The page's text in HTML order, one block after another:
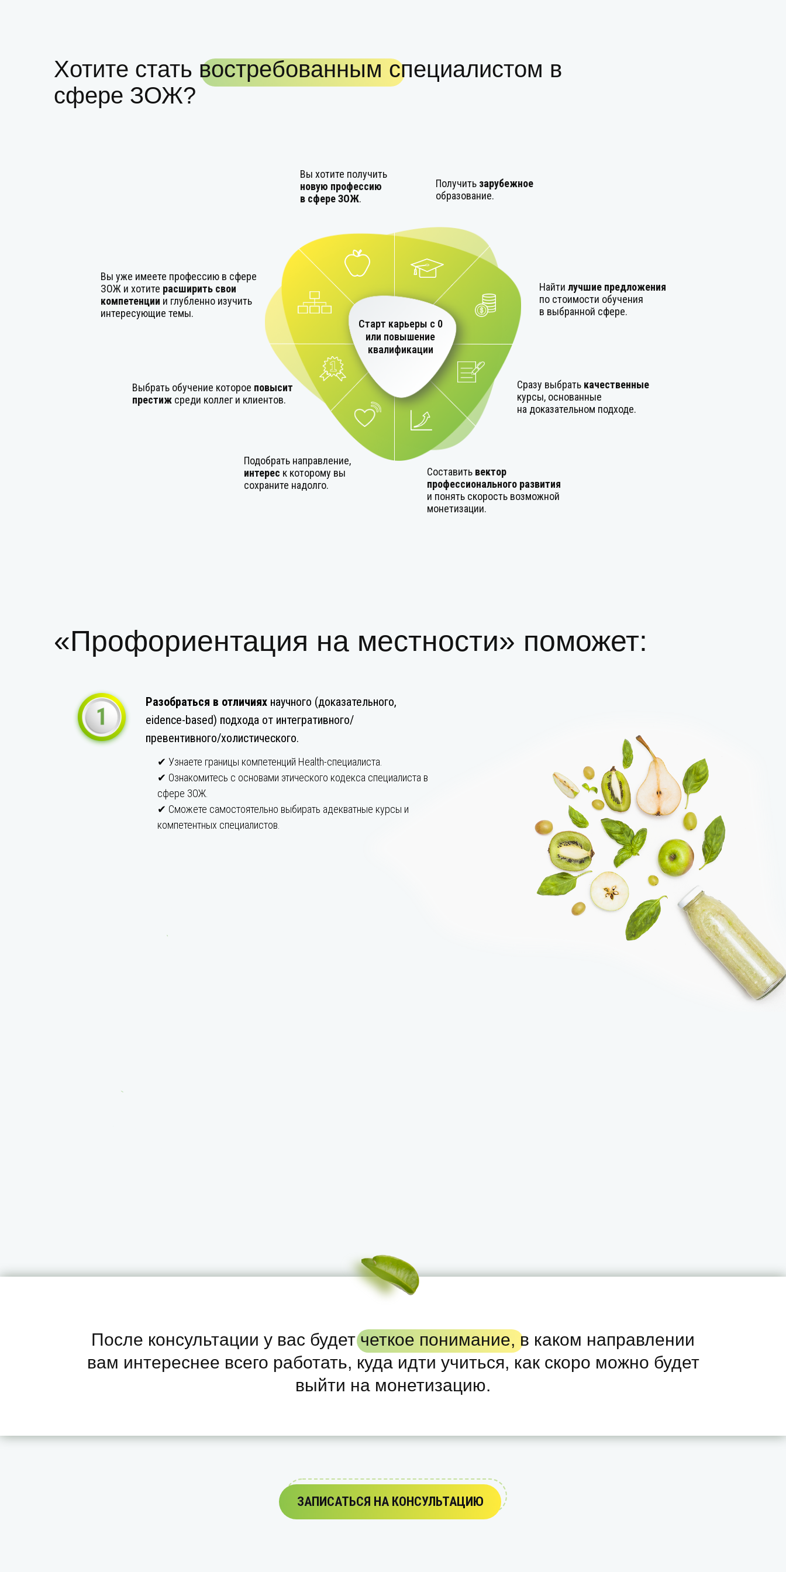
Хотите стать востребованным специалистом в
сфере ЗОЖ?
Старт карьеры с 0
или повышение
квалификации
Выбрать обучение которое повысит
престиж среди коллег и клиентов.
Подобрать направление,
интерес к которому вы
сохраните надолго.
Составить вектор
профессионального развития
и понять скорость возможной
монетизации.
Найти лучшие предложения
по стоимости обучения
в выбранной сфере.
Получить зарубежное
образование.
Сразу выбрать качественные
курсы, основанные
на доказательном подходе.
Вы хотите получить
новую профессию
в сфере ЗОЖ.
Вы уже имеете профессию в сфере
ЗОЖ и хотите расширить свои
компетенции и глубленно изучить
интересующие темы.
«Профориентация на местности» поможет:
Разобраться в отличиях научного (доказательного,
eidence-based) подхода от интегративного/
превентивного/холистического.
✔ Узнаете границы компетенций Health-специалиста.
✔ Ознакомитесь с основами этического кодекса специалиста в
сфере ЗОЖ.
✔ Сможете самостоятельно выбирать адекватные курсы и
компетентных специалистов.
После консультации у вас будет четкое понимание, в каком направлении
вам интереснее всего работать, куда идти учиться, как скоро можно будет
выйти на монетизацию.
ЗАПИСАТЬСЯ НА КОНСУЛЬТАЦИЮ
ЗАПИСАТЬСЯ НА КОНСУЛЬТАЦИЮ